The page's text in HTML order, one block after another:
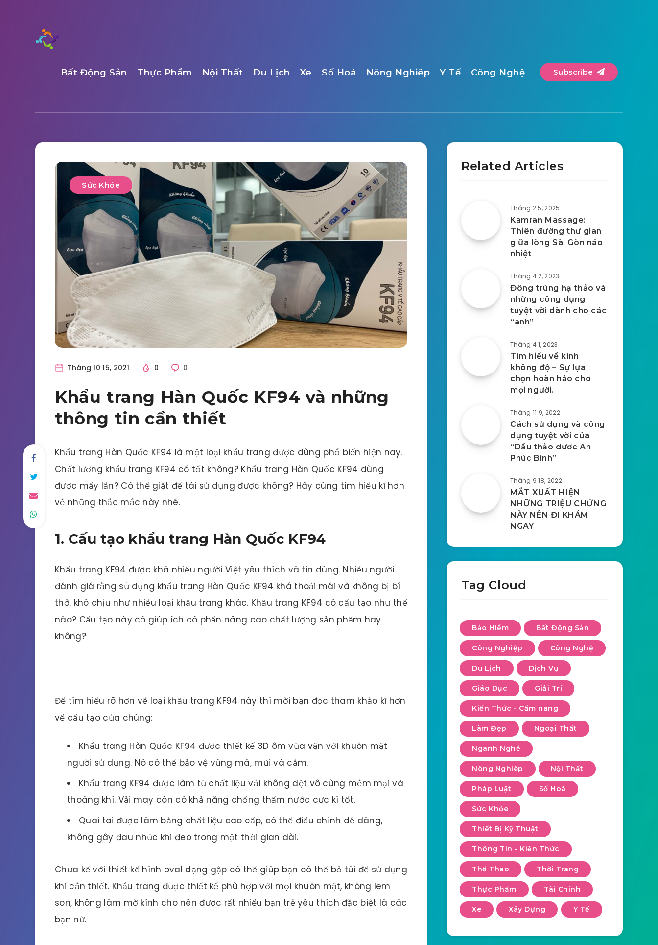
Bất Động Sản Thực Phẩm Nội Thất Du Lịch Xe Số Hoá Nông Nghiêp Y Tế Công Nghệ Subscribe
Sức Khỏe
Tháng 10 15, 2021 0 0
Khẩu trang Hàn Quốc KF94 và những
thông tin cần thiết
Khẩu trang Hàn Quốc KF94 là một loại khẩu trang được dùng phổ biến hiện nay.
Chất lượng khẩu trang KF94 có tốt không? Khẩu trang Hàn Quốc KF94 dùng
được mấy lần? Có thể giặt để tái sử dụng được không? Hãy cùng tìm hiểu kĩ hơn
về những thắc mắc này nhé.
1. Cấu tạo khẩu trang Hàn Quốc KF94
Khẩu trang KF94 được khá nhiều người Việt yêu thích và tin dùng. Nhiều người
đánh giá rằng sử dụng khẩu trang Hàn Quốc KF94 khá thoải mái và không bị bí
thở, khó chịu như nhiều loại khẩu trang khác. Khẩu trang KF94 có cấu tạo như thế
nào? Cấu tạo này có giúp ích có phần nâng cao chất lượng sản phẩm hay
không?
Để tìm hiểu rõ hơn về loại khẩu trang KF94 này thì mời bạn đọc tham khảo kĩ hơn
về cấu tạo của chúng:
Khẩu trang Hàn Quốc KF94 được thiết kế 3D ôm vừa vặn với khuôn mặt
người sử dụng. Nó có thể bảo vệ vùng má, mũi và cằm.
Khẩu trang KF94 được làm từ chất liệu vải không dệt vô cùng mềm mại và
thoáng khí. Vải may còn có khả năng chống thấm nước cực kì tốt.
Quai tai được làm bằng chất liệu cao cấp, có thể điều chỉnh dễ dàng,
không gây đau nhức khi đeo trong một thời gian dài.
Chưa kể với thiết kế hình oval dạng gập có thể giúp bạn có thể bỏ túi để sử dụng
khi cần thiết. Khẩu trang được thiết kế phù hợp với mọi khuôn mặt, không lem
son, không làm mờ kính cho nên được rất nhiều bạn trẻ yêu thích đặc biệt là các
bạn nữ.
Related Articles
Tháng 2 5, 2025
Kamran Massage:
Thiên đường thư giãn
giữa lòng Sài Gòn náo
nhiệt
Tháng 4 2, 2023
Đông trùng hạ thảo và
những công dụng
tuyệt vời dành cho các
“anh”
Tháng 4 1, 2023
Tìm hiểu về kính
không độ – Sự lựa
chọn hoàn hảo cho
mọi người.
Tháng 11 9, 2022
Cách sử dụng và công
dụng tuyệt vời của
“Dầu thảo dươc An
Phúc Bình”
Tháng 9 18, 2022
MẮT XUẤT HIỆN
NHỮNG TRIỆU CHỨNG
NÀY NÊN ĐI KHÁM
NGAY
Tag Cloud
Bảo Hiểm Bất Động Sản
Công Nghiệp Công Nghệ
Du Lịch Dịch Vụ
Giáo Dục Giải Trí
Kiến Thức - Cẩm nang
Làm Đẹp Ngoại Thất
Ngành Nghề
Nông Nghiêp Nội Thất
Pháp Luật Số Hoá
Sức Khỏe
Thiết Bị Kỹ Thuật
Thông Tin - Kiến Thức
Thể Thao Thời Trang
Thực Phẩm Tài Chính
Xe Xây Dựng Y Tế